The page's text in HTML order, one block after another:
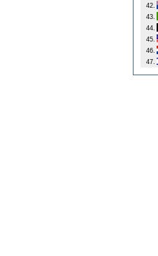
42.
43.
44.
45.
46.
47.